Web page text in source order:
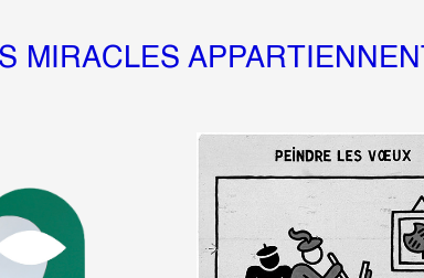
MIRACLES